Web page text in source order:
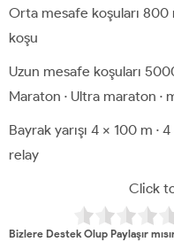
Orta mesafe koşuları 800
koşu
Uzun mesafe koşuları
Maraton · Ultra maraton ·
Bayrak yarışı 4 × 100 m ·
relay
Click
Bizlere Destek Olup Paylaşır